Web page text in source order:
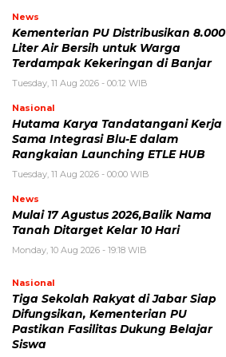
News
Kementerian PU Distribusikan 8.000
Liter Air Bersih untuk Warga
Terdampak Kekeringan di Banjar
Tuesday, 11 Aug 2026 - 00:12 WIB
Nasional
Hutama Karya Tandatangani Kerja
Sama Integrasi Blu-E dalam
Rangkaian Launching ETLE HUB
Tuesday, 11 Aug 2026 - 00:00 WIB
News
Mulai 17 Agustus 2026,Balik Nama
Tanah Ditarget Kelar 10 Hari
Monday, 10 Aug 2026 - 19:18 WIB
Nasional
Tiga Sekolah Rakyat di Jabar Siap
Difungsikan, Kementerian PU
Pastikan Fasilitas Dukung Belajar
Siswa